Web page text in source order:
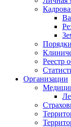
Реестр
Организации